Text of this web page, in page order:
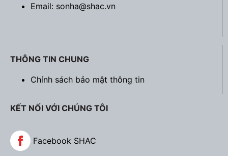
Email: sonha@shac.vn
THÔNG TIN CHUNG
Chính sách bảo mật thông tin
KẾT NỐI VỚI CHÚNG TÔI
Facebook SHAC